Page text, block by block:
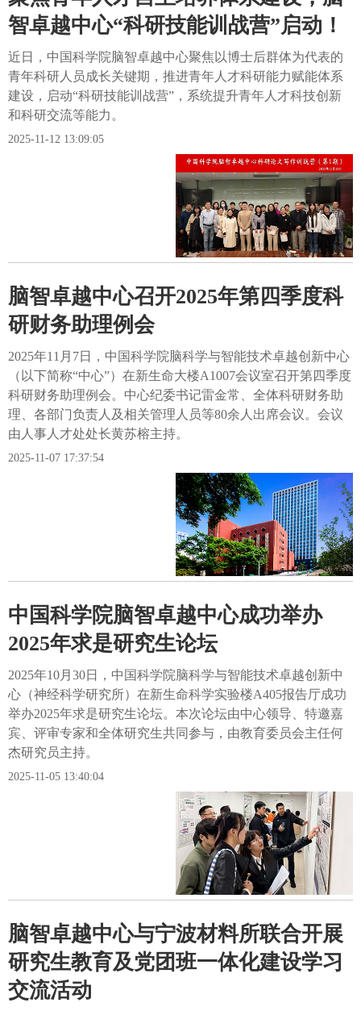
智卓越中心“科研技能训战营”启动！
近日，中国科学院脑智卓越中心聚焦以博士后群体为代表的
青年科研人员成长关键期，推进青年人才科研能力赋能体系
建设，启动“科研技能训战营”，系统提升青年人才科技创新
和科研交流等能力。
2025-11-12 13:09:05
脑智卓越中心召开2025年第四季度科
研财务助理例会
2025年11月7日，中国科学院脑科学与智能技术卓越创新中心
（以下简称“中心”）在新生命大楼A1007会议室召开第四季度
科研财务助理例会。中心纪委书记雷金常、全体科研财务助
理、各部门负责人及相关管理人员等80余人出席会议。会议
由人事人才处处长黄苏榕主持。
2025-11-07 17:37:54
中国科学院脑智卓越中心成功举办
2025年求是研究生论坛
2025年10月30日，中国科学院脑科学与智能技术卓越创新中
心（神经科学研究所）在新生命科学实验楼A405报告厅成功
举办2025年求是研究生论坛。本次论坛由中心领导、特邀嘉
宾、评审专家和全体研究生共同参与，由教育委员会主任何
杰研究员主持。
2025-11-05 13:40:04
脑智卓越中心与宁波材料所联合开展
研究生教育及党团班一体化建设学习
交流活动